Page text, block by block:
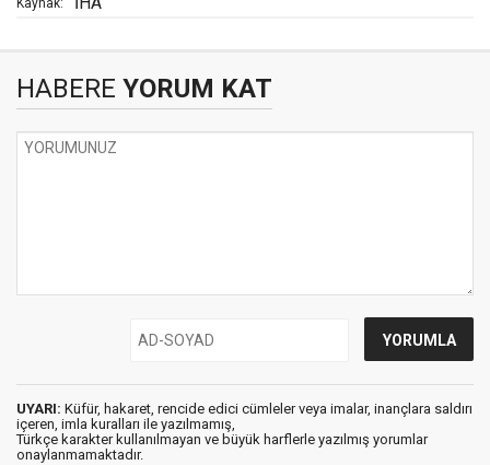
Kaynak:
HABERE YORUM KAT
UYARI: Küfür, hakaret, rencide edici cümleler veya imalar, inançlara saldırı
içeren, imla kuralları ile yazılmamış,
Türkçe karakter kullanılmayan ve büyük harflerle yazılmış yorumlar
onaylanmamaktadır.